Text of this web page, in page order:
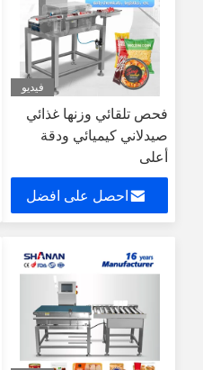
فيديو
فحص تلقائي وزنها غذائي
صيدلاني كيميائي ودقة
أعلى
احصل على افضل